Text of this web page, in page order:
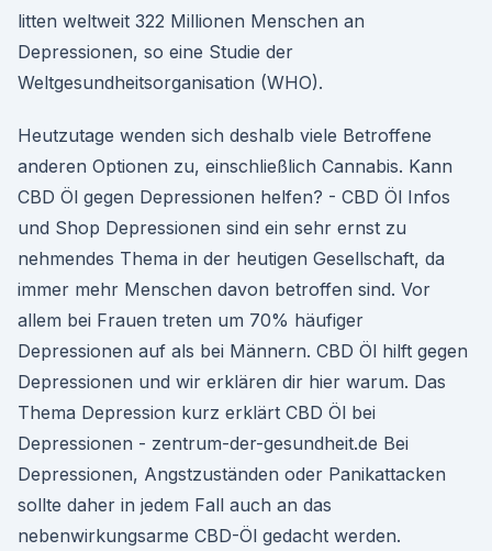
litten weltweit 322 Millionen Menschen an
Depressionen, so eine Studie der
Weltgesundheitsorganisation (WHO).
Heutzutage wenden sich deshalb viele Betroffene
anderen Optionen zu, einschließlich Cannabis. Kann
CBD Öl gegen Depressionen helfen? - CBD Öl Infos
und Shop Depressionen sind ein sehr ernst zu
nehmendes Thema in der heutigen Gesellschaft, da
immer mehr Menschen davon betroffen sind. Vor
allem bei Frauen treten um 70% häufiger
Depressionen auf als bei Männern. CBD Öl hilft gegen
Depressionen und wir erklären dir hier warum. Das
Thema Depression kurz erklärt CBD Öl bei
Depressionen - zentrum-der-gesundheit.de Bei
Depressionen, Angstzuständen oder Panikattacken
sollte daher in jedem Fall auch an das
nebenwirkungsarme CBD-Öl gedacht werden.